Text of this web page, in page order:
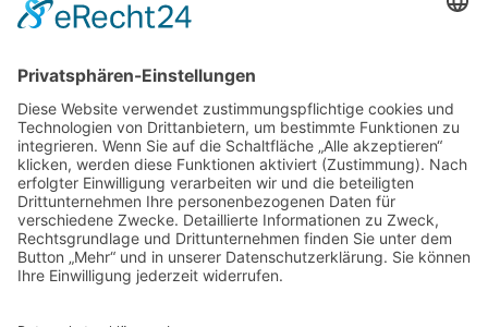
E-Mailinfo@martinushaus.de
Mo?Fr8.30 ? 12.00 Uhr
Mo?Do13.00 ? 16.00 Uhr